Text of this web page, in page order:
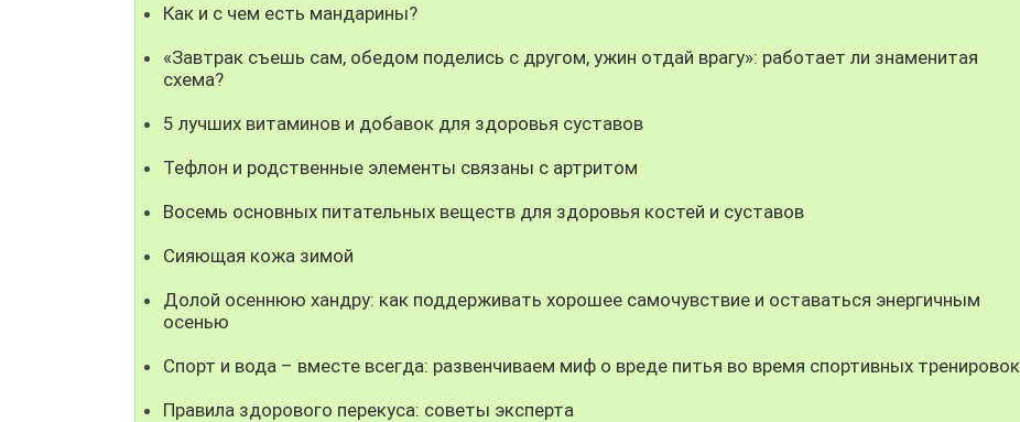
Как и с чем есть мандарины?
«Завтрак съешь сам, обедом поделись с другом, ужин отдай врагу»: работает ли знаменитая
схема?
5 лучших витаминов и добавок для здоровья суставов
Тефлон и родственные элементы связаны с артритом
Восемь основных питательных веществ для здоровья костей и суставов
Сияющая кожа зимой
Долой осеннюю хандру: как поддерживать хорошее самочувствие и оставаться энергичным
осенью
Спорт и вода – вместе всегда: развенчиваем миф о вреде питья во время спортивных тренировок
Правила здорового перекуса: советы эксперта